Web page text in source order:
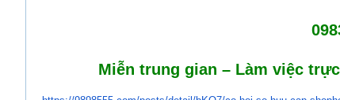
Miễn trung gian – Làm việc